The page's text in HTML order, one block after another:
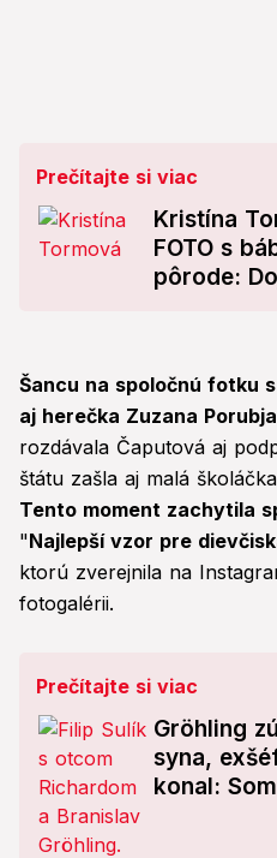
Prečítajte si viac
Kristína
FOTO s
pôrode:
Šancu na spoločnú fotku
aj herečka Zuzana
rozdávala Čaputová aj
štátu zašla aj malá
Tento moment zachytila
"Najlepší vzor pre
ktorú zverejnila na
fotogalérii.
Prečítajte si viac
Gröhling
syna,
konal: